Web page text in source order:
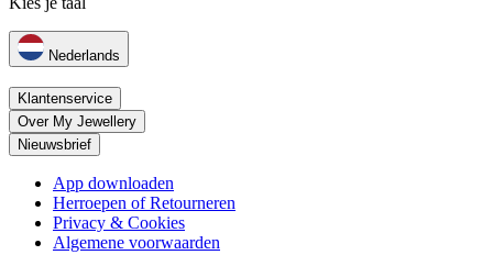
Nederlands
Klantenservice
Over My Jewellery
Nieuwsbrief
App downloaden
Herroepen of Retourneren
Privacy & Cookies
Algemene voorwaarden